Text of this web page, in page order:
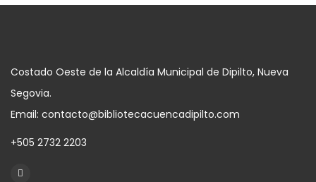
Costado Oeste de la Alcaldía Municipal de Dipilto, Nueva
Segovia.
Email: contacto@bibliotecacuencadipilto.com
+505 2732 2203